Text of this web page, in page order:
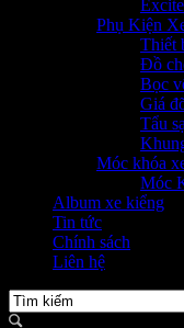
Phụ Kiện
Thiết
Đồ
Bọc
Giá
Tẩu
Móc khóa
Móc
Album xe kiểng
Tin tức
Chính sách
Liên hệ